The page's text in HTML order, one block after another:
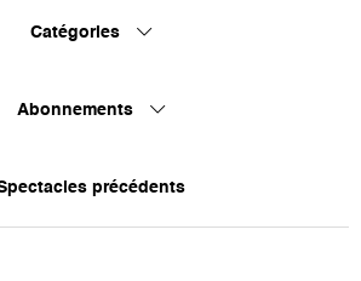
Catégories
Abonnements
précédents